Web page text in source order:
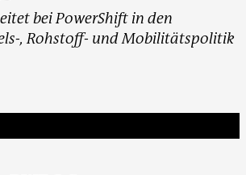
bei PowerShift in den
, Rohstoff- und Mobilitätspolitik